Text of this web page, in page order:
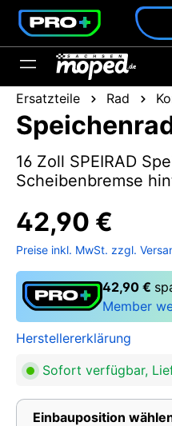
springen
Ersatzteile Rad
16 Zoll SPEIRAD
Scheibenbremse
42,90 €
Preise inkl. MwSt. zzgl.
42,90 €
Member
Herstellererklärung
Sofort verfügbar,
Einbauposition